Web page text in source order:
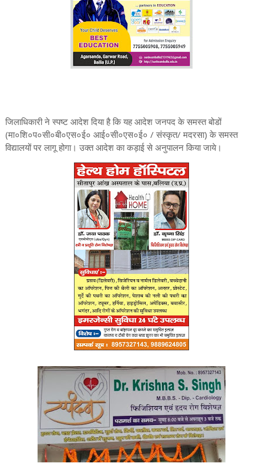
जिलाधिकारी ने स्पष्ट आदेश दिया है कि यह आदेश जनपद के समस्त बोडों
(मा०शि०प०सी०बी०एस०ई० आई०सी०एस०ई० / संस्कृत/ मदरसा) के समस्त
विद्यालयों पर लागू होगा। उक्त आदेश का कड़ाई से अनुपालन किया जाये।